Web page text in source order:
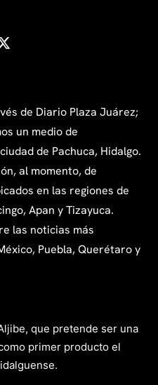
de Diario Plaza Juárez;
un medio de
de Pachuca, Hidalgo.
al momento, de
en las regiones de
Apan y Tizayuca.
las noticias más
Puebla, Querétaro y
que pretende ser una
primer producto el